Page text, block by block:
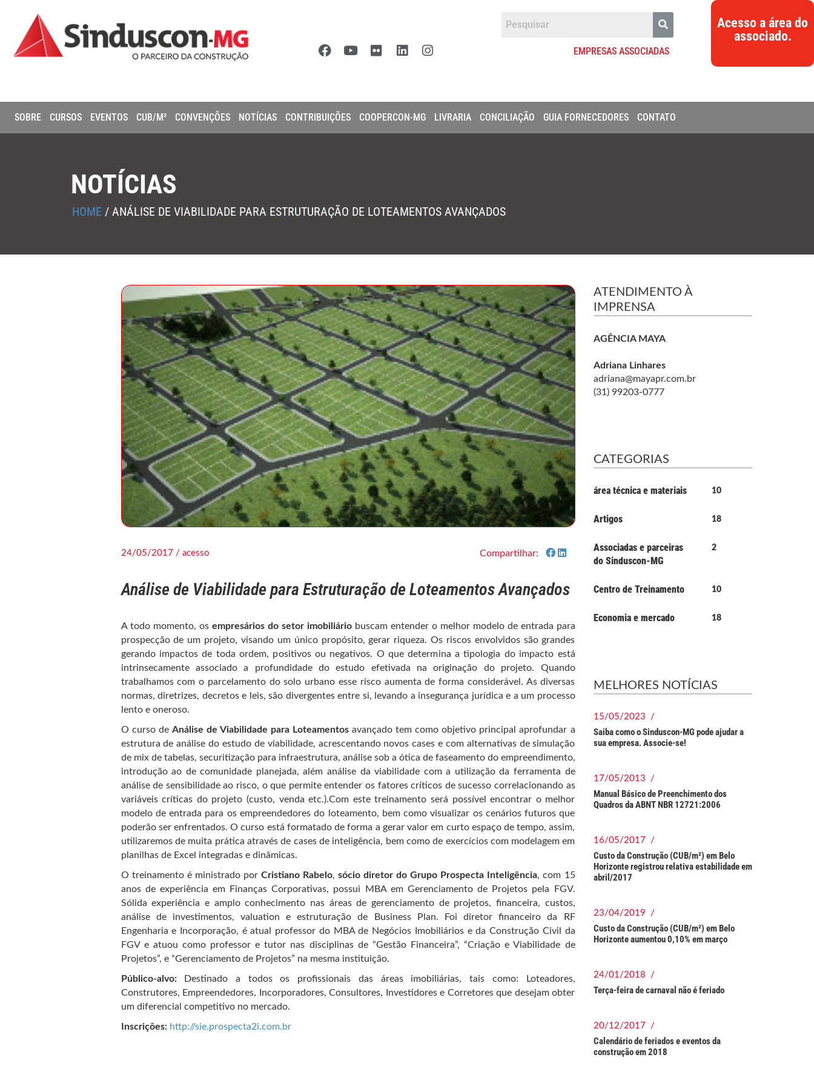
EMPRESAS ASSOCIADAS
Acesso a área do
associado.
SOBRE CURSOS EVENTOS CUB/M² CONVENÇÕES NOTÍCIAS CONTRIBUIÇÕES COOPERCON-MG LIVRARIA CONCILIAÇÃO GUIA FORNECEDORES CONTATO
NOTÍCIAS
HOME / ANÁLISE DE VIABILIDADE PARA ESTRUTURAÇÃO DE LOTEAMENTOS AVANÇADOS
24/05/2017 / acesso Compartilhar:
Análise de Viabilidade para Estruturação de Loteamentos Avançados
A todo momento, os empresários do setor imobiliáriobuscam entender o melhor modelo de entrada para
prospecção de um projeto, visando um único propósito, gerar riqueza. Os riscos envolvidos são grandes
gerando impactos de toda ordem, positivos ou negativos. O que determina a tipologia do impacto está
intrinsecamente associado a profundidade do estudo efetivada na originação do projeto. Quando
trabalhamos com o parcelamento do solo urbano esse risco aumenta de forma considerável. As diversas
normas, diretrizes, decretos e leis, são divergentes entre si, levando a insegurança jurídica e a um processo
lento e oneroso.
O curso de Análise de Viabilidade para Loteamentos avançado tem como objetivo principal aprofundar a
estrutura de análise do estudo de viabilidade, acrescentando novos cases e com alternativas de simulação
de mix de tabelas, securitização para infraestrutura, análise sob a ótica de faseamento do empreendimento,
introdução ao de comunidade planejada, além análise da viabilidade com a utilização da ferramenta de
análise de sensibilidade ao risco, o que permite entender os fatores críticos de sucesso correlacionando as
variáveis críticas do projeto (custo, venda etc.).Com este treinamento será possível encontrar o melhor
modelo de entrada para os empreendedores do loteamento, bem como visualizar os cenários futuros que
poderão ser enfrentados. O curso está formatado de forma a gerar valor em curto espaço de tempo, assim,
utilizaremos de muita prática através de cases de inteligência, bem como de exercícios com modelagem em
planilhas de Excel integradas e dinâmicas.
O treinamento é ministrado por Cristiano Rabelo,sócio diretor do Grupo Prospecta Inteligência, com 15
anos de experiência em Finanças Corporativas, possui MBA em Gerenciamento de Projetos pela FGV.
Sólida experiência e amplo conhecimento nas áreas de gerenciamento de projetos, financeira, custos,
análise de investimentos, valuation e estruturação de Business Plan. Foi diretor financeiro da RF
Engenharia e Incorporação, é atual professor do MBA de Negócios Imobiliários e da Construção Civil da
FGV e atuou como professor e tutor nas disciplinas de “Gestão Financeira”, “Criação e Viabilidade de
Projetos”, e “Gerenciamento de Projetos” na mesma instituição.
Público-alvo:Destinado a todos os profissionais das áreas imobiliárias, tais como: Loteadores,
Construtores, Empreendedores, Incorporadores, Consultores, Investidores e Corretores que desejam obter
um diferencial competitivo no mercado.
Inscrições: http://sie.prospecta2i.com.br
ATENDIMENTO À
IMPRENSA
AGÊNCIA MAYA
Adriana Linhares
adriana@mayapr.com.br
(31) 99203-0777
CATEGORIAS
área técnica e materiais 10
Artigos 18
Associadas e parceiras
do Sinduscon-MG
2
Centro de Treinamento 10
Economia e mercado 18
MELHORES NOTÍCIAS
15/05/2023 /
Saiba como o Sinduscon-MG pode ajudar a
sua empresa. Associe-se!
17/05/2013 /
Manual Básico de Preenchimento dos
Quadros da ABNT NBR 12721:2006
16/05/2017 /
Custo da Construção (CUB/m²) em Belo
Horizonte registrou relativa estabilidade em
abril/2017
23/04/2019 /
Custo da Construção (CUB/m²) em Belo
Horizonte aumentou 0,10% em março
24/01/2018 /
Terça-feira de carnaval não é feriado
20/12/2017 /
Calendário de feriados e eventos da
construção em 2018